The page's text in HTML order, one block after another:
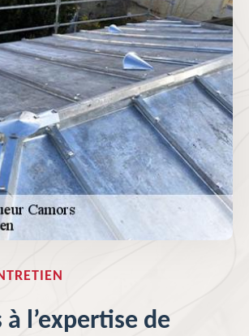
à l’expertise de